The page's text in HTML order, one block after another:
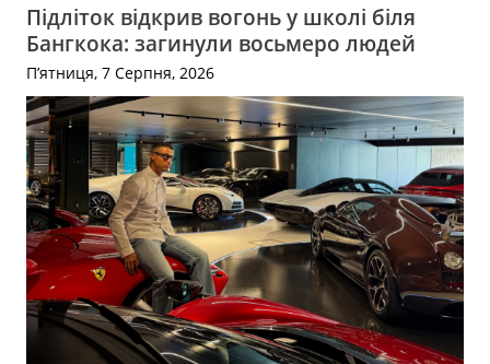
Підліток відкрив вогонь у школі біля
Бангкока: загинули восьмеро людей
П’ятниця, 7 Серпня, 2026